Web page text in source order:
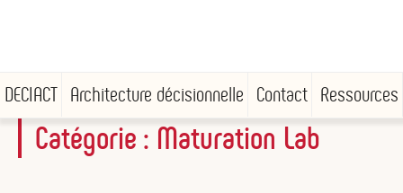
DECIACT Architecture décisionnelle Contact Ressources
Catégorie : Maturation Lab